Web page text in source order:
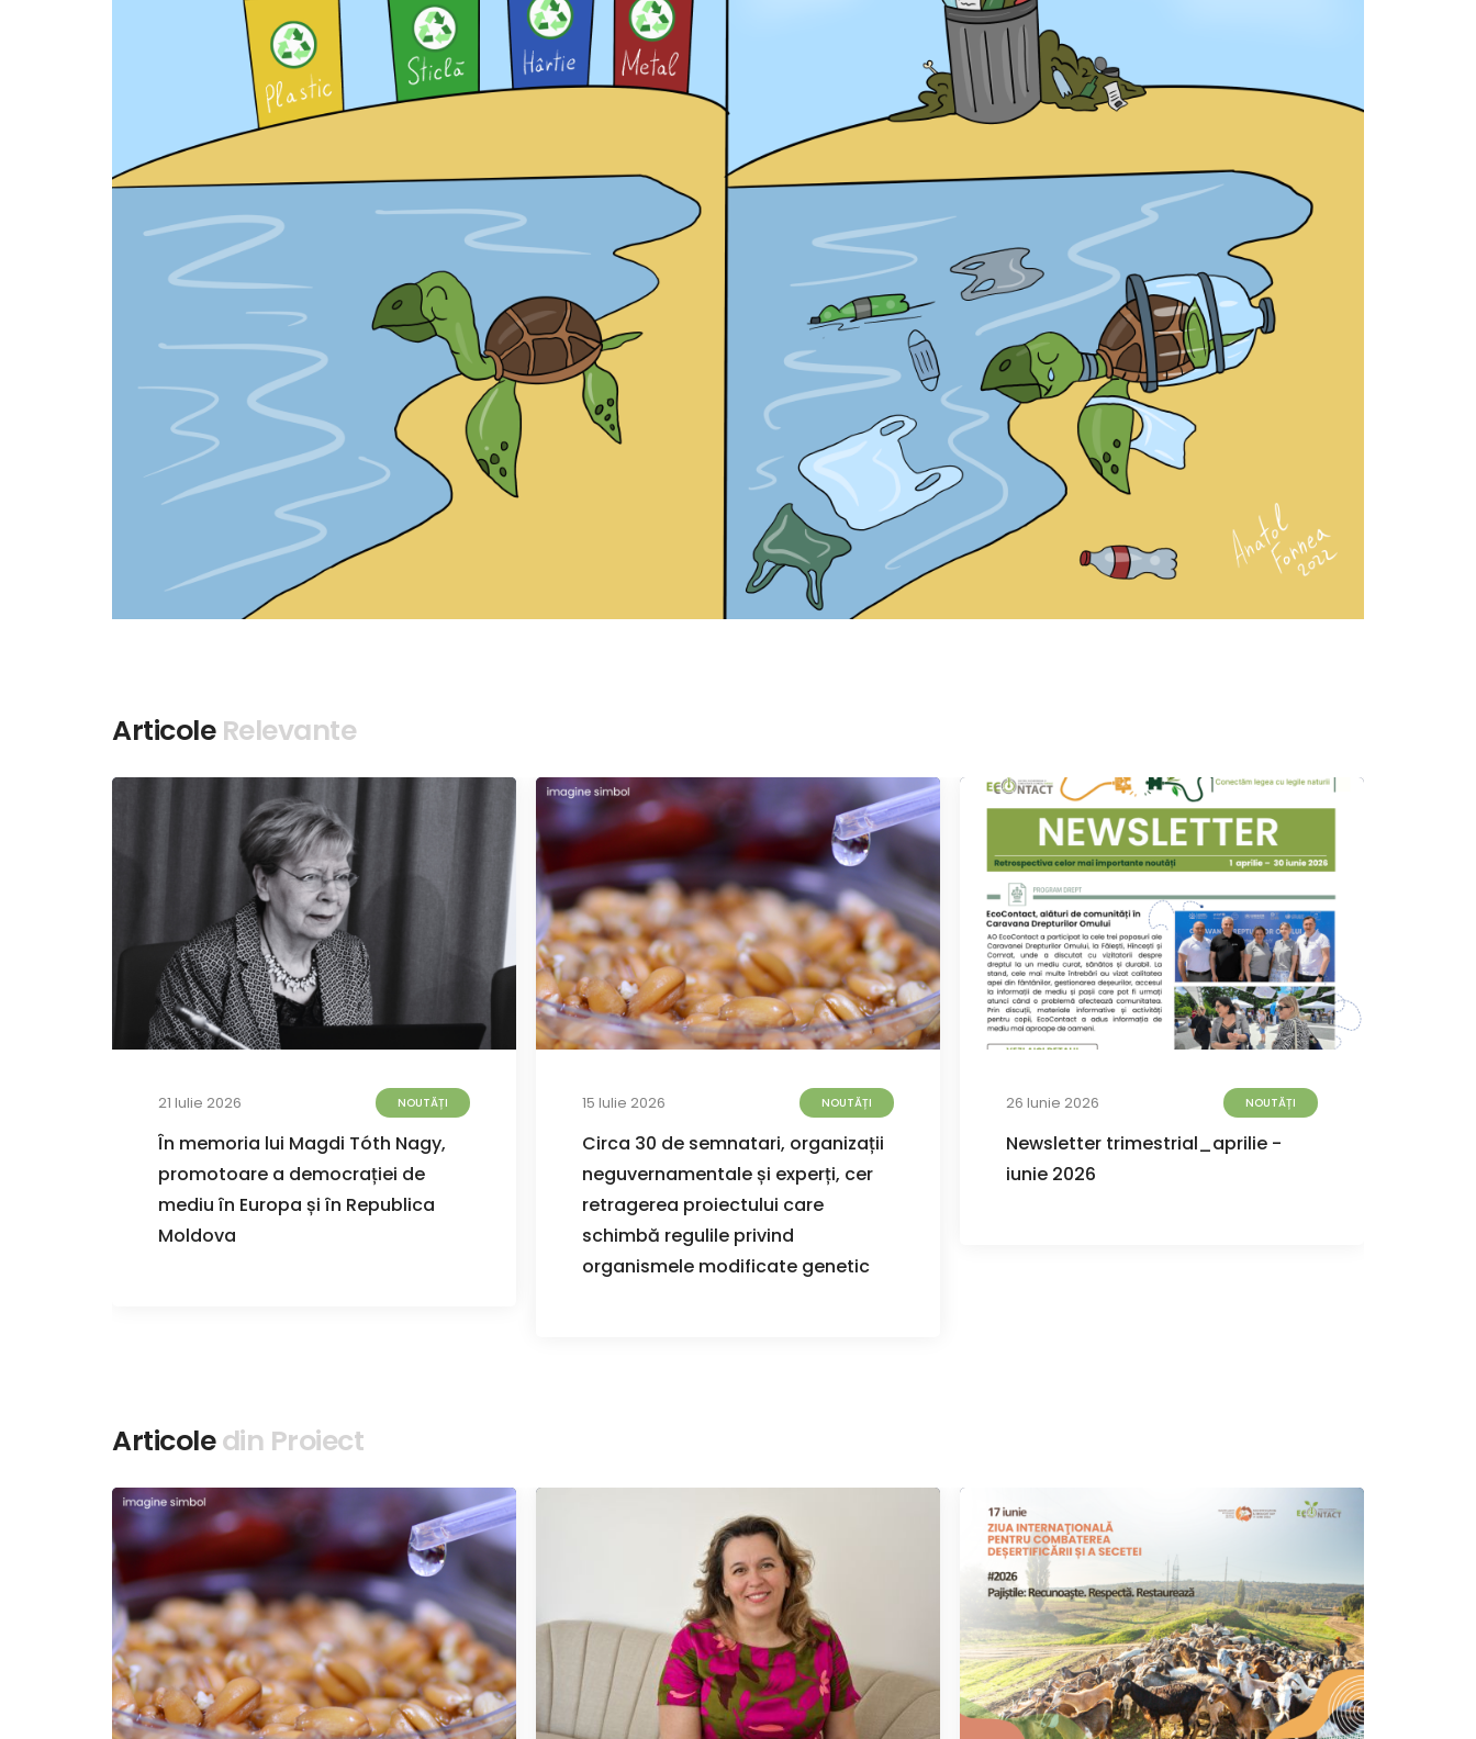
Articole Relevante
21 Iulie 2026 NOUTĂȚI
În memoria lui Magdi Tóth Nagy,
promotoare a democrației de
mediu în Europa și în Republica
Moldova
15 Iulie 2026 NOUTĂȚI
Circa 30 de semnatari, organizații
neguvernamentale și experți, cer
retragerea proiectului care
schimbă regulile privind
organismele modificate genetic
26 Iunie 2026 NOUTĂȚI
Newsletter trimestrial_aprilie -
iunie 2026
Articoledin Proiect